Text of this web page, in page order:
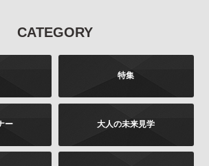
いて
により、お客様より、その利用目的、開
加、削除、利用停止、消去、第三者への
の内容をご記載いただき、お客様が本人
ー）を同封のうえ、郵送にて下記までお
お申し出内容の確認後、法令に基づき、
CATEGORY
特集
ー 大人の未来見学